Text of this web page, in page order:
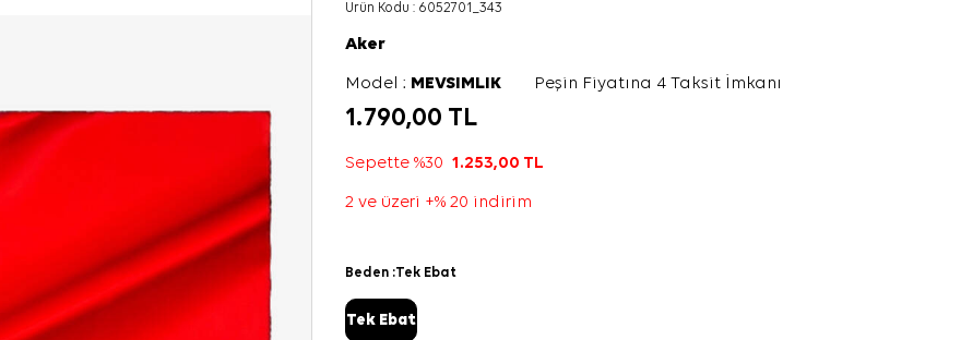
Ürün Kodu : 6052701_343
Aker
Model : MEVSIMLIK Peşin Fiyatına 4 Taksit İmkanı
1.790,00 TL
Sepette %301.253,00 TL
2 ve üzeri +% 20 indirim
Beden :Tek Ebat
Tek Ebat